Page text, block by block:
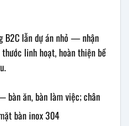
B2C lẫn dự án nhỏ — nhận
linh hoạt, hoàn thiện bề
ăn, bàn làm việc; chân
bàn inox 304